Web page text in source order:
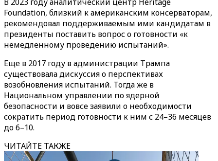
Foundation, близкий к американским консерваторам,
рекомендовал поддерживаемым ими кандидатам в
президенты поставить вопрос о готовности «к
немедленному проведению испытаний».
Еще в 2017 году в администрации Трампа
существовала дискуссия о перспективах
возобновления испытаний. Тогда же в
Национальном управлении по ядерной
безопасности и вовсе заявили о необходимости
сократить период готовности к ним с 24–36 месяцев
до 6–10.
ЧИТАЙТЕ ТАКЖЕ